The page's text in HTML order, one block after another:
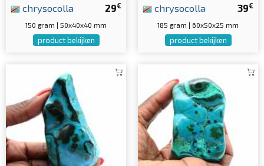
29€
chrysocolla
150 gram | 50x40x40 mm
product bekijken
39€
chrysocolla
185 gram | 60x50x25 mm
product bekijken